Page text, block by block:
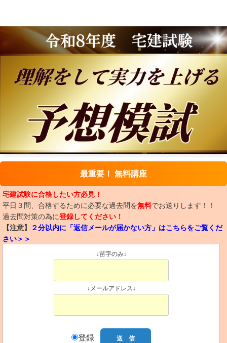
最重要！ 無料講座
宅建試験に合格したい方必見！
平日３問、合格するために必要な過去問を無料でお送りします！！
過去問対策の為に登録してください！
【注意】
２分以内に「返信メールが届かない方」はこちらをご覧くだ
さい＞＞
↓苗字のみ↓
↓メールアドレス↓
登録